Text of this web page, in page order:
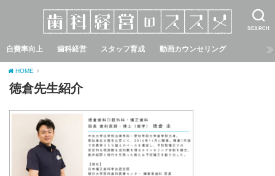
SEARCH
自費率向上 歯科経営 スタッフ育成 動画カウンセリング
HOME
徳倉先生紹介